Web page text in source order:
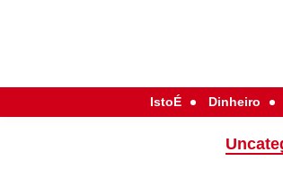
IstoÉ Dinheiro